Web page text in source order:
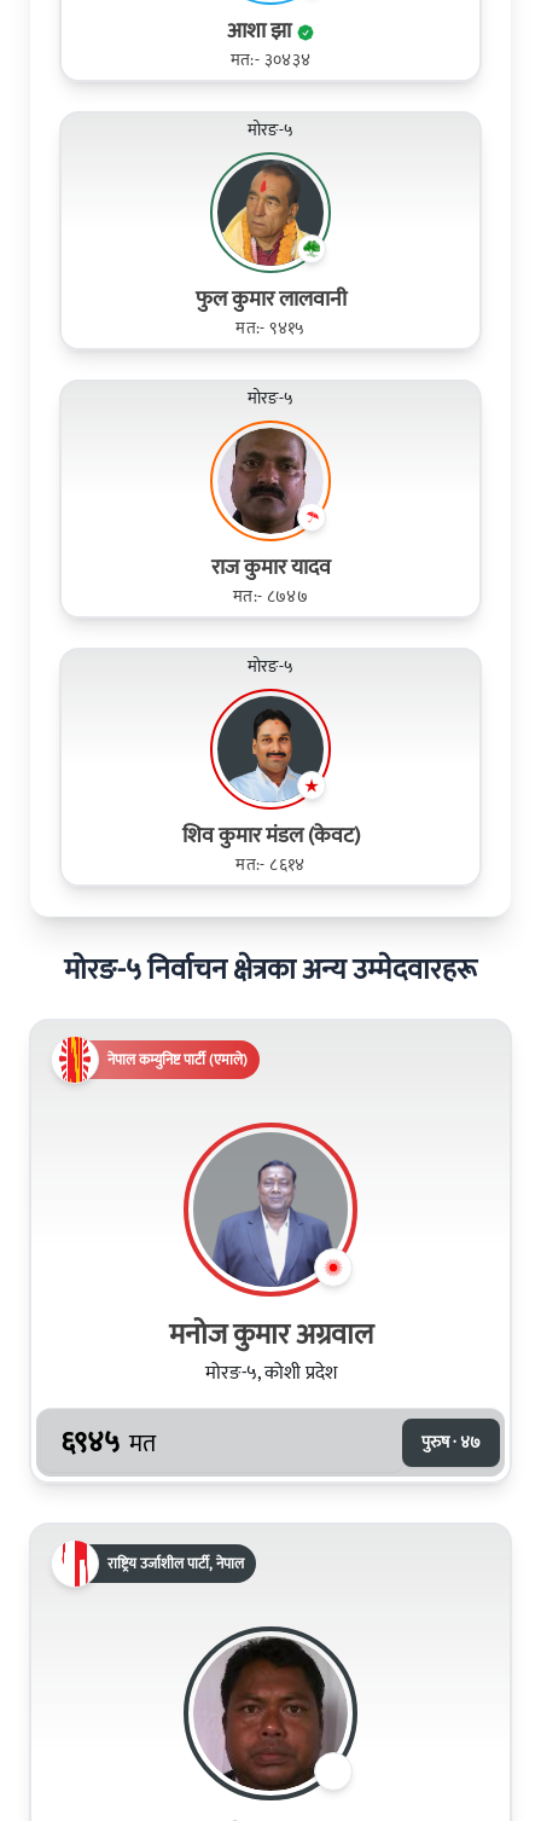
आशा झा
मत:- ३०४३४
मोरङ-५
फुल कुमार लालवानी
मत:- ९४१५
मोरङ-५
राज कुमार यादव
मत:- ८७४७
मोरङ-५
शिव कुमार मंडल (केवट)
मत:- ८६१४
मोरङ-५ निर्वाचन क्षेत्रका अन्य उम्मेदवारहरू
नेपाल कम्युनिष्ट पार्टी (एमाले)
मनोज कुमार अग्रवाल
मोरङ-५, कोशी प्रदेश
६९४५ मत पुरुष · ४७
राष्ट्रिय उर्जाशील पार्टी, नेपाल